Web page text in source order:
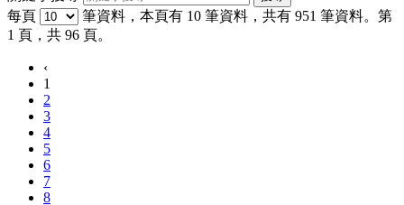
每頁
筆資料，本頁有 10 筆資料，共有 951 筆資料。第
1 頁，共 96 頁。
‹
1
2
3
4
5
6
7
8